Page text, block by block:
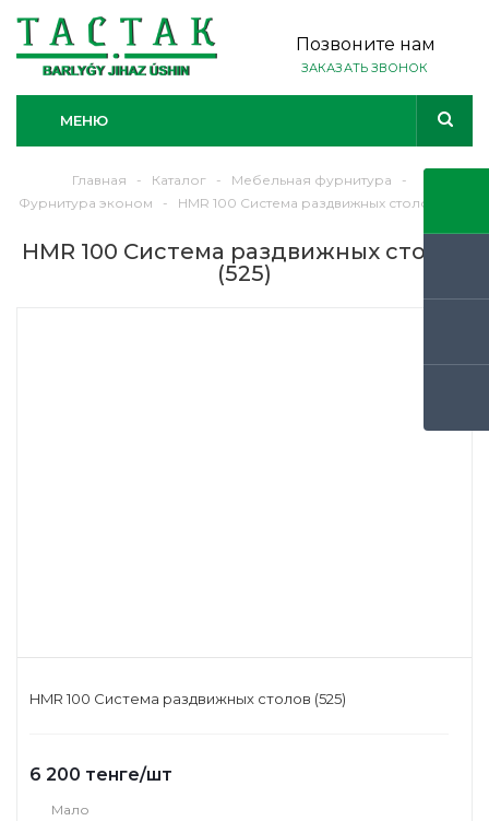
Позвоните нам
ЗАКАЗАТЬ ЗВОНОК
МЕНЮ
Главная - Каталог - Мебельная фурнитура
-
Фурнитура эконом
- HMR 100 Система раздвижных столов (525)
HMR 100 Система раздвижных столов
(525)
HMR 100 Система раздвижных столов (525)
6 200 тенге/шт
Мало